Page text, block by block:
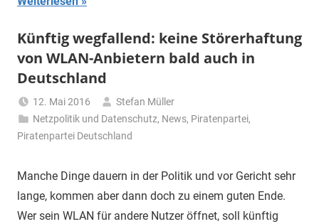
Künftig wegfallend: keine Störerhaftung
von WLAN-Anbietern bald auch in
Deutschland
12. Mai 2016
Stefan Müller
Netzpolitik und Datenschutz, News, Piratenpartei,
Piratenpartei Deutschland
Manche Dinge dauern in der Politik und vor Gericht sehr
lange, kommen aber dann doch zu einem guten Ende.
Wer sein WLAN für andere Nutzer öffnet, soll künftig